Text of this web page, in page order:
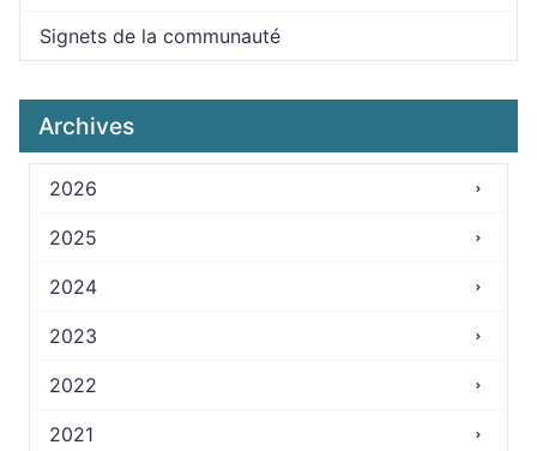
Signets de la communauté
Archives
2026
2025
2024
2023
2022
2021